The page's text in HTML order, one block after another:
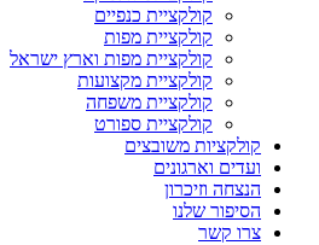
קולקציית כנפיים
קולקציית מפות
קולקציית מפות וארץ ישראל
קולקציית מקצועות
קולקציית משפחה
קולקציית ספורט
קולקציות משובצים
ועדים וארגונים
הנצחה וזיכרון
הסיפור שלנו
צרו קשר